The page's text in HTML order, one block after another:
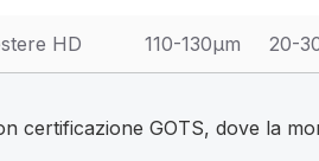
HD 110-130μm 20-
certificazione GOTS, dove la